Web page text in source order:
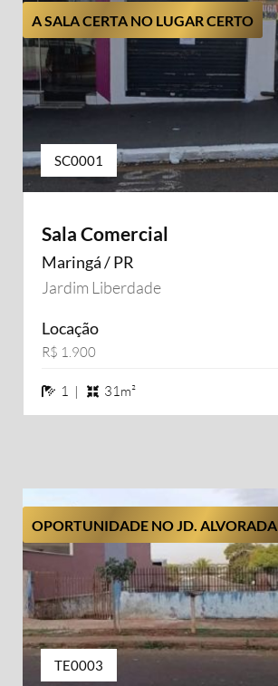
A SALA CERTA NO LUGAR CERTO
SC0001
Sala Comercial
Maringá / PR
Jardim Liberdade
Locação
R$ 1.900
1 banheiros
1 | 31m²
OPORTUNIDADE NO JD. ALVORADA
TE0003